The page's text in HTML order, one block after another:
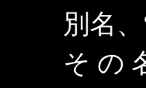
別名
そ の